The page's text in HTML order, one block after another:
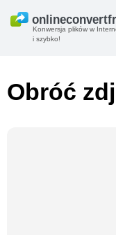
Konwersja plików w
i szybko!
Obróć